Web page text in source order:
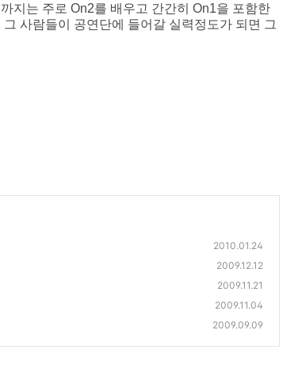
지는 주로 On2를 배우고 간간히 On1을 포함한
사람들이 공연단에 들어갈 실력정도가 되면 그
2010.01.24
2009.12.12
2009.11.21
2009.11.04
2009.09.09